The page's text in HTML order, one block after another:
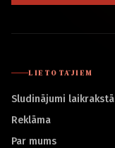
LIETOTĀJIEM
Sludinājumi laikrakstā
Reklāma
Par mums